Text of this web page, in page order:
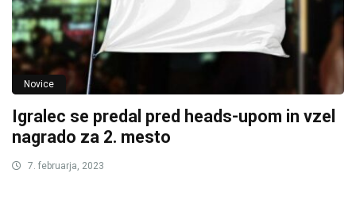
Novice
Igralec se predal pred heads-upom in vzel
nagrado za 2. mesto
7. februarja, 2023